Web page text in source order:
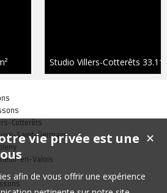
Studio Villers-Cotterêts 33.11 m²
Cotterêts
Saint-Germain
en-Valois
✕
vie privée est une
afin de vous offrir une expérience